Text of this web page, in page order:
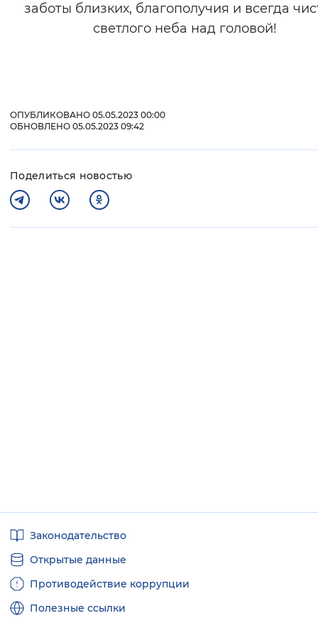
заботы близких, благополучия и всегда
светлого неба над головой!
ОПУБЛИКОВАНО 05.05.2023 00:00
ОБНОВЛЕНО 05.05.2023 09:42
Поделиться новостью
ссылкиЗаконодательство
Открытые данные
Противодействие коррупции
Полезные ссылки